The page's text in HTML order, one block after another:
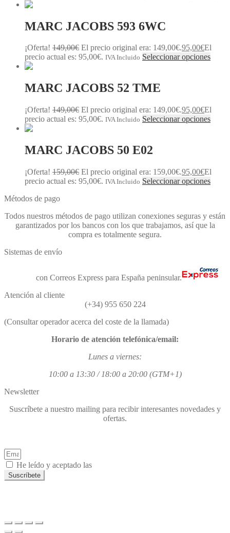
MARC JACOBS 593 6WC
¡Oferta! 149,00€ El precio original era: 149,00€.95,00€El
precio actual es: 95,00€. IVA Incluido Seleccionar opciones
MARC JACOBS 52 TME
¡Oferta! 149,00€ El precio original era: 149,00€.95,00€El
precio actual es: 95,00€. IVA Incluido Seleccionar opciones
MARC JACOBS 50 E02
¡Oferta! 159,00€ El precio original era: 159,00€.95,00€El
precio actual es: 95,00€. IVA Incluido Seleccionar opciones
Métodos de pago
Todos nuestros métodos de pago utilizan conexiones seguras y están
garantizados por los bancos con los que trabajamos, así que la
compra es totalmente segura.
Sistemas de envío
con Correos Express para España peninsular.
Atención al cliente
(+34) 955 650 224
(Consultar operador acerca del coste de la llamada)
Horario de atención telefónica/email:
Lunes a viernes:
10:00 a 13:30 / 18:00 a 20:00 (GTM+1)
Newsletter
Suscríbete a nuestro mailing para recibir interesantes novedades y
ofertas.
He leído y aceptado las
Suscríbete